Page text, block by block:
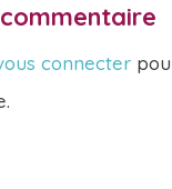
connecter